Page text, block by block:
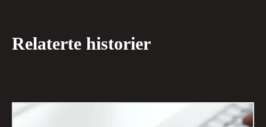
Relaterte historier